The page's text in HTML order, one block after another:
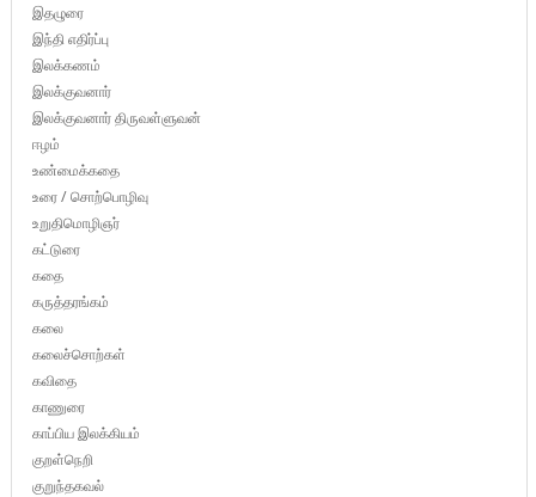
இதழுரை
இந்தி எதிர்ப்பு
இலக்கணம்
இலக்குவனார்
இலக்குவனார் திருவள்ளுவன்
ஈழம்
உண்மைக்கதை
உரை / சொற்பொழிவு
உறுதிமொழிஞர்
கட்டுரை
கதை
கருத்தரங்கம்
கலை
கலைச்சொற்கள்
கவிதை
காணுரை
காப்பிய இலக்கியம்
குறள்நெறி
குறுந்தகவல்